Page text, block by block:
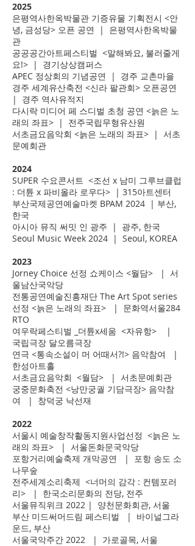
2025
은평역사한옥박물관 기증유물 기획전시 <안
녕, 금성당> 오픈 공연 | 은평역사한옥박물
관
공공공간아트페스티벌 <말해봐요, 불러줄게
요!> | 경기상상캠퍼스
APEC 정상회의 기념공연 | 경주 교촌마을
경주 세계유산축전 <신라 팔관회> 오픈공연
| 경주 역사유적지
다시락 미디어 페 스디벌 초청 공연 <늙은 노
래의 좌표> | 전주국립무형유산원
서초금요음악회 <늙은 노래의 좌표> | 서초
문예회관
2024
SUPER 수요콘서트 <조선 x 남미 그루브클럽
: 더튠 x 파비올라 로우다> | 315아트센터
부산국제공연예술마켓 BPAM 2024 | 부산,
한국
아시아 뮤직 써밋 인 광주 | 광주, 한국
Seoul Music Week 2024 | Seoul, KOREA
2023
Jorney Choice 선정 쇼케이스 <월담> | 서
울남산국악당
전통공연예술진흥재단 The Art Spot series
선정 <늙은 노래의 좌표> | 문화역서울284
RTO
여우락페스티벌 _더튠x세움 <자유항> |
국립극장 달오름극장
연극 <통속소설이 머 어때서?!> 음악참여 |
한성아트홀
서초금요음악회 <월담> | 서초문예회관
​궁중문화축전 <낭만궁궐 기담극장> 음악참
여 | 창덕궁 낙선재
2022
서울시 예술창작활동지원사업선정 <늙은 노
래의 좌표> | 서울돈화문국악당
포항거리예술축제 개막공연 | 포항 송도 소
나무숲
전주세계소리축제 <너머의 감각 : 컨템포러
리> | 한국소리문화의 전당, 전주
서울뮤직위크 2022 | 양천문화회관, 서울
​부산 미드써머드림 페스티벌 | 바이널그라
운드, 부산
서울국악주간 2022 | 가로골목, 서울